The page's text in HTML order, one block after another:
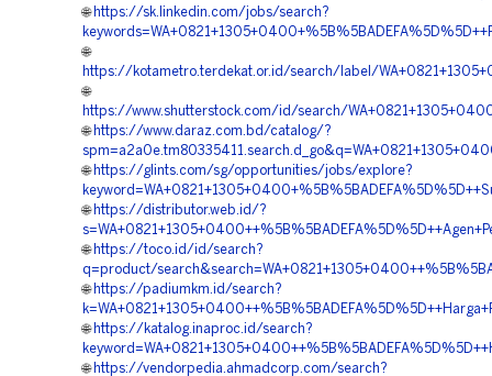
🌐 https://sk.linkedin.com/jobs/search?
🌐
https://kotametro.terdekat.or.id/search/label/
🌐
https://www.shutterstock.com/id/search/
🌐 https://www.daraz.com.bd/catalog/?
🌐 https://glints.com/sg/opportunities/jobs/explore?
🌐 https://distributor.web.id/?
🌐 https://toco.id/id/search?
q=product/
🌐 https://padiumkm.id/search?
🌐 https://katalog.inaproc.id/search?
🌐 https://vendorpedia.ahmadcorp.com/search?